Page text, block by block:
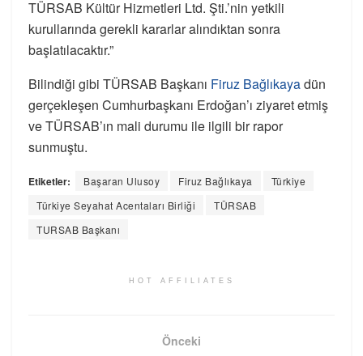
TÜRSAB Kültür Hizmetleri Ltd. Şti.’nin yetkili
kurullarında gerekli kararlar alındıktan sonra
başlatılacaktır.”
Bilindiği gibi TÜRSAB Başkanı Firuz Bağlıkayadün
gerçekleşen Cumhurbaşkanı Erdoğan’ı ziyaret etmiş
ve TÜRSAB’ın mali durumu ile ilgili bir rapor
sunmuştu.
Etiketler: Başaran Ulusoy Firuz Bağlıkaya
Türkiye
Türkiye Seyahat Acentaları Birliği
TÜRSAB
TURSAB Başkanı
HOT AFFILIATES
Önceki